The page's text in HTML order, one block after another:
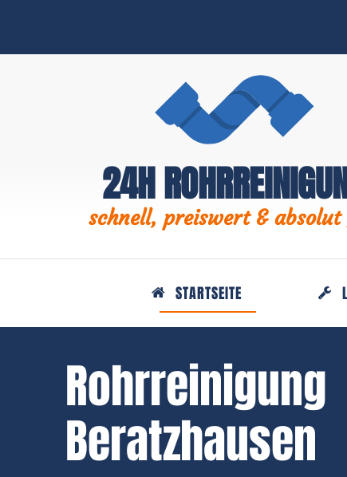
24H
schnell, preiswert &
STARTSEITE
Rohrreinigung
Beratzhausen